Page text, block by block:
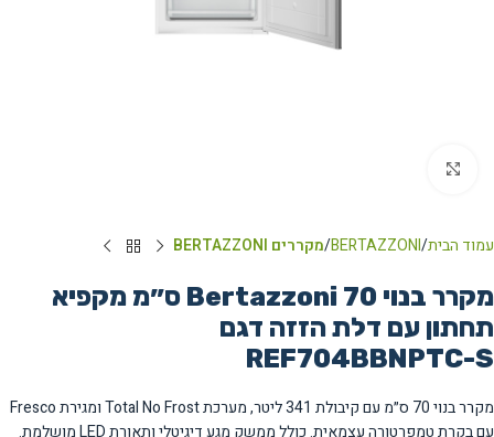
עמוד הבית BERTAZZONI מקררים BERTAZZONI
מקרר בנוי Bertazzoni 70 ס״מ מקפיא
תחתון עם דלת הזזה דגם
REF704BBNPTC-S
מקרר בנוי 70 ס״מ עם קיבולת 341 ליטר, מערכת Total No Frost ומגירת Fresco
עם בקרת טמפרטורה עצמאית. כולל ממשק מגע דיגיטלי ותאורת LED מושלמת.